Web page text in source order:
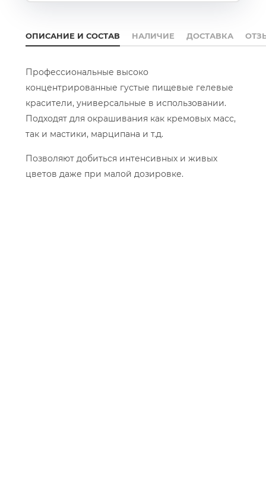
ОПИСАНИЕ И СОСТАВ НАЛИЧИЕ ДОСТАВКА
Профессиональные высоко
концентрированные густые пищевые гелевые
красители, универсальные в использовании.
Подходят для окрашивания как кремовых масс,
так и мастики, марципана и т.д.
Позволяют добиться интенсивных и живых
цветов даже при малой дозировке.